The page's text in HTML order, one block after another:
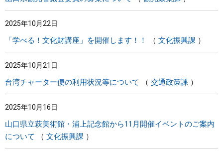
2025年10月22日
「学べる！文化財講座」を開催します！！ 文化振興課
2025年10月21日
台湾チャーター便の利用状況等について 交通政策課
2025年10月16日
山口県立萩美術館・浦上記念館から11月開催イベントのご案内
について
文化振興課